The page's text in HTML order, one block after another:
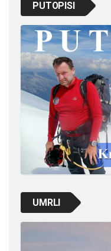
PUTOPISI
UMRLI